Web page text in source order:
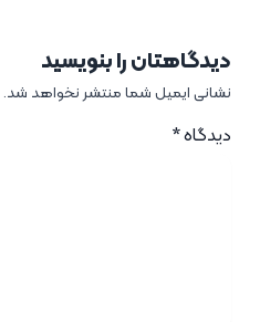
دیدگاهتان را بنویسید
نشانی ایمیل شما منتشر نخواهد شد.
دیدگاه*